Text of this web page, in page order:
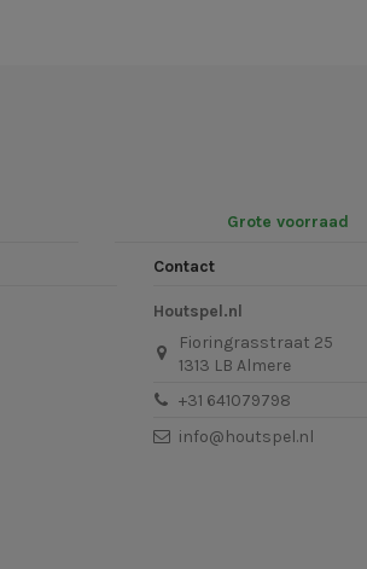
Grote voorraad
Contact
Houtspel.nl
Fioringrasstraat 25
1313 LB Almere
+31 641079798
info@houtspel.nl